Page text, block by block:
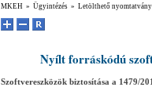
MKEH » Ügyintézés » Letölthető
Nyílt forráskódú
Szoftvereszközök biztosítása a 1479/